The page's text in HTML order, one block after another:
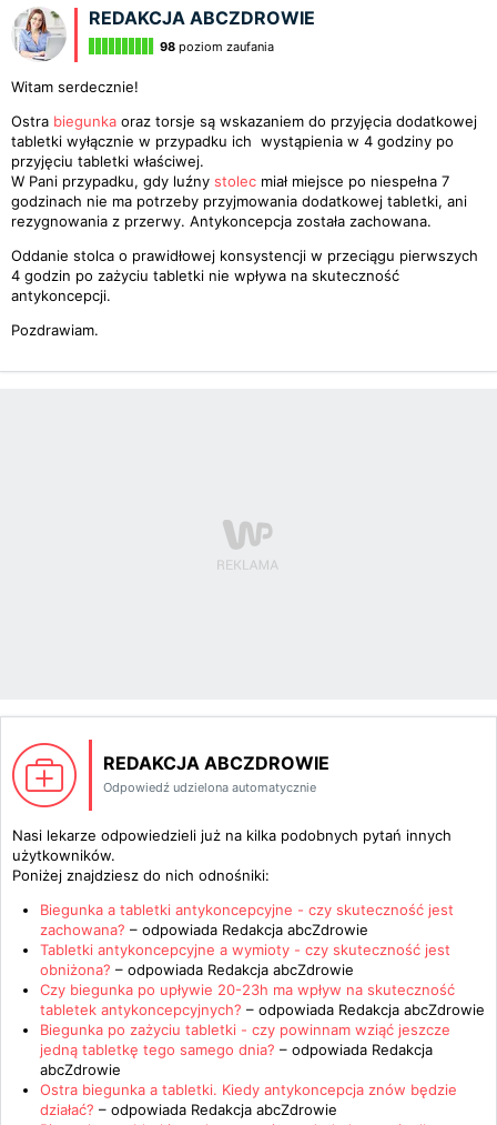
REDAKCJA ABCZDROWIE
98 poziom zaufania
Witam serdecznie!
Ostra biegunka oraz torsje są wskazaniem do przyjęcia dodatkowej
tabletki wyłącznie w przypadku ich wystąpienia w 4 godziny po
przyjęciu tabletki właściwej.
W Pani przypadku, gdy luźny stolec miał miejsce po niespełna 7
godzinach nie ma potrzeby przyjmowania dodatkowej tabletki, ani
rezygnowania z przerwy. Antykoncepcja została zachowana.
Oddanie stolca o prawidłowej konsystencji w przeciągu pierwszych
4 godzin po zażyciu tabletki nie wpływa na skuteczność
antykoncepcji.
Pozdrawiam.
REDAKCJA ABCZDROWIE
Odpowiedź udzielona automatycznie
Nasi lekarze odpowiedzieli już na kilka podobnych pytań innych
użytkowników.
Poniżej znajdziesz do nich odnośniki:
Biegunka a tabletki antykoncepcyjne - czy skuteczność jest
zachowana? – odpowiada Redakcja abcZdrowie
Tabletki antykoncepcyjne a wymioty - czy skuteczność jest
obniżona? – odpowiada Redakcja abcZdrowie
Czy biegunka po upływie 20-23h ma wpływ na skuteczność
tabletek antykoncepcyjnych? – odpowiada Redakcja abcZdrowie
Biegunka po zażyciu tabletki - czy powinnam wziąć jeszcze
jedną tabletkę tego samego dnia? – odpowiada Redakcja
abcZdrowie
Ostra biegunka a tabletki. Kiedy antykoncepcja znów będzie
działać? – odpowiada Redakcja abcZdrowie